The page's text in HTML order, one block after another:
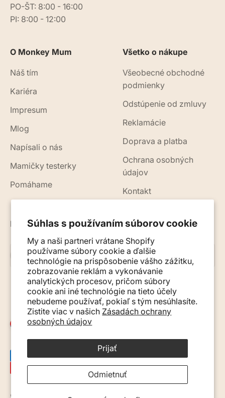
Súhlas s používaním súborov cookie
My a naši partneri vrátane Shopify
používame súbory cookie a ďalšie
technológie na prispôsobenie vášho zážitku,
zobrazovanie reklám a vykonávanie
analytických procesov, pričom súbory
cookie ani iné technológie na tieto účely
nebudeme používať, pokiaľ s tým nesúhlasíte.
Zistite viac v našich Zásadách ochrany
osobných údajov
Prijať
Odmietnuť
PO-ŠT: 8:00 - 16:00
PI: 8:00 - 12:00
O Monkey Mum
Náš tím
Kariéra
Impresum
Mlog
Napísali o nás
Mamičky testerky
Pomáhame
Všetko o nákupe
Všeobecné obchodné
podmienky
Odstúpenie od zmluvy
Reklamácie
Doprava a platba
Ochrana osobných
údajov
Kontakt
Novinky, rady a tipy do vášho e-mailu
E-mail
Prihlásiť sa na odber
Slovensko (EUR €)
© 2026, Monkey Mum. · Site by Ecommerce Pot